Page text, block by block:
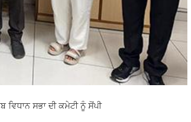
ਸਭਾ ਦੀ ਕਮੇਟੀ ਨੂੰ ਸੋਂਪੀ